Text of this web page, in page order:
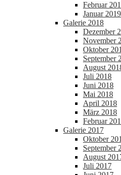
Februar
Januar
Galerie 2018
Dezember
November
Oktober
September
August
Juli 2018
Juni 2018
Mai 2018
April 2018
März 2018
Februar
Galerie 2017
Oktober
September
August
Juli 2017